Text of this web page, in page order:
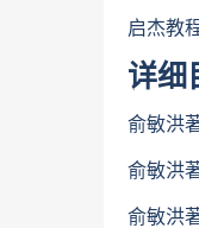
启杰教
详细
俞敏洪
俞敏洪
俞敏洪